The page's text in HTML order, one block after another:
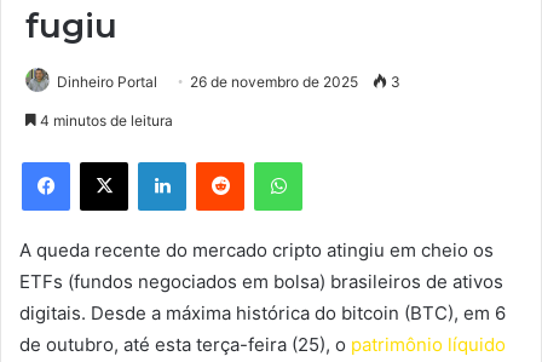
fugiu
Dinheiro Portal 26 de novembro de 2025 3
4 minutos de leitura
Facebook
X LinkedinReddit WhatsApp
A queda recente do mercado cripto atingiu em cheio os
ETFs (fundos negociados em bolsa) brasileiros de ativos
digitais. Desde a máxima histórica do bitcoin (BTC), em 6
de outubro, até esta terça-feira (25), o patrimônio líquido